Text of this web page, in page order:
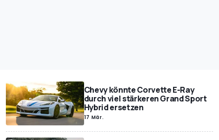
Chevy könnte Corvette E-Ray
durch viel stärkeren Grand Sport
Hybrid ersetzen
17 Mär.